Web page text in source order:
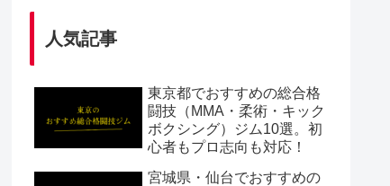
人気記事
東京都でおすすめの総合格
闘技（MMA・柔術・キック
ボクシング）ジム10選。初
心者もプロ志向も対応！
宮城県・仙台でおすすめの